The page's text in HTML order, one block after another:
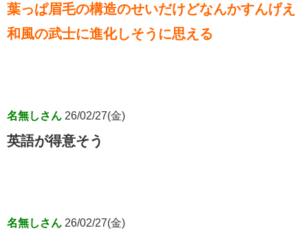
葉っぱ眉毛の構造のせいだけどなんかすんげえ
和風の武士に進化しそうに思える
名無しさん 26/02/27(金)
英語が得意そう
名無しさん 26/02/27(金)